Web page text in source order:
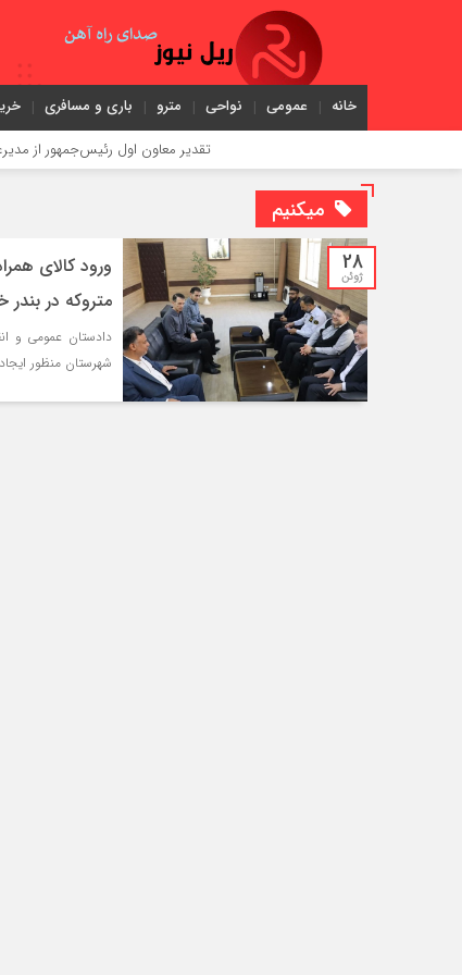
خانه عمومی نواحی مترو باری و مسافری
تقدیر معاون اول رئیس‌جمهور از مدیرعامل راه‌آهن
میکنیم
28
ژوئن
ورود کالای
متروکه در بندر
دادستان عمومی و
شهرستان منظور